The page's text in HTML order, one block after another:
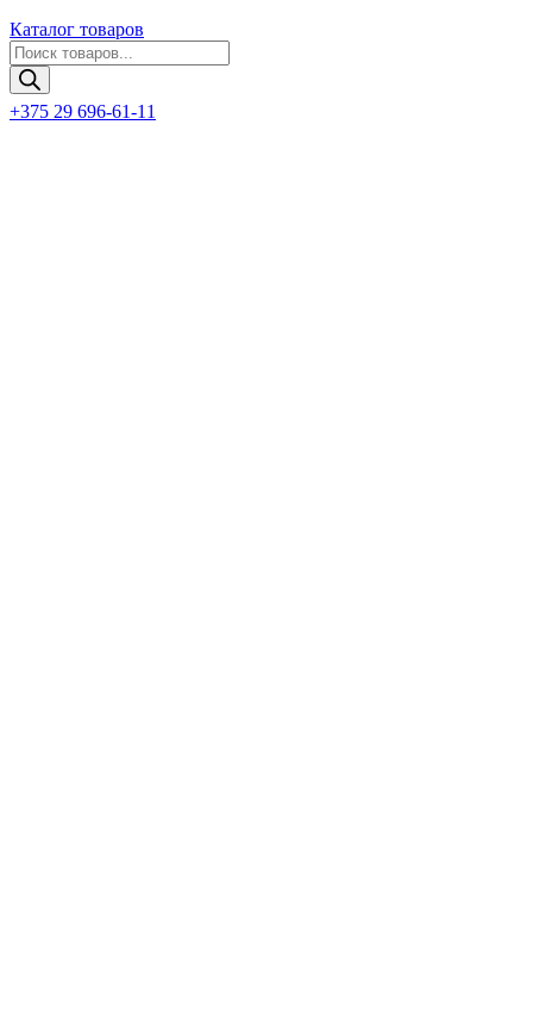
Каталог товаров
Поиск
товаров
+375 29 696-61-11